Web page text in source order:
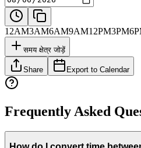
12AM3AM6AM9AM12PM3PM
समय क्षेत्र जोड़ें
Share Export to Calendar
Frequently Asked